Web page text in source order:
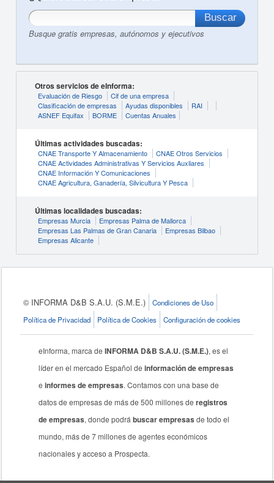
Busque gratis empresas, autónomos y ejecutivos
Otros servicios de eInforma:
Evaluación de Riesgo
Cif de una empresa
Clasificación de empresas
Ayudas disponibles
RAI
ASNEF Equifax
BORME Cuentas Anuales
Últimas actividades buscadas:
CNAE Transporte Y Almacenamiento
CNAE Otros Servicios
CNAE Actividades Administrativas Y Servicios Auxliares
CNAE Información Y Comunicaciones
CNAE Agricultura, Ganadería, Silvicultura Y Pesca
Últimas localidades buscadas:
Empresas Murcia
Empresas Palma de Mallorca
Empresas Las Palmas de Gran Canaria
Empresas Bilbao
Empresas Alicante
© INFORMA D&B S.A.U. (S.M.E.)
Condiciones de Uso
Política de Privacidad
Política de Cookies Configuración de cookies
eInforma, marca deINFORMA D&B S.A.U. (S.M.E.), es el
líder en el mercado Español deinformación de empresas
einformes de empresas. Contamos con una base de
datos de empresas de más de 500 millones deregistros
de empresas, donde podrábuscar empresas de todo el
mundo, más de 7 millones de agentes económicos
nacionales y acceso a Prospecta.